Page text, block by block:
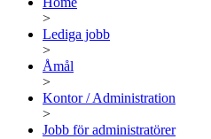
>
Lediga jobb
>
Åmål
>
Kontor / Administration
>
Jobb för administratörer